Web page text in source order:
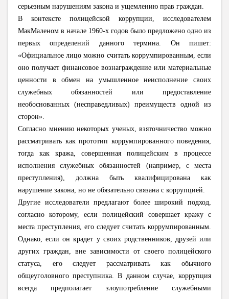
серьезным нарушениям закона и ущемлению прав граждан.
В контексте полицейской коррупции, исследователем
МакМаленом в начале 1960-х годов было предложено одно из
первых определений данного термина. Он пишет:
«Официальное лицо можно считать коррумпированным, если
оно получает финансовое вознаграждение или материальные
ценности в обмен на умышленное неисполнение своих
служебных обязанностей или предоставление
необоснованных (несправедливых) преимуществ одной из
сторон».
Согласно мнению некоторых ученых, взяточничество можно
рассматривать как прототип коррумпированного поведения,
тогда как кража, совершенная полицейским в процессе
исполнения служебных обязанностей (например, с места
преступления), должна быть квалифицирована как
нарушение закона, но не обязательно связана с коррупцией.
Другие исследователи предлагают более широкий подход,
согласно которому, если полицейский совершает кражу с
места преступления, его следует считать коррумпированным.
Однако, если он крадет у своих родственников, друзей или
других граждан, вне зависимости от своего полицейского
статуса, его следует рассматривать как обычного
общеуголовного преступника. В данном случае, коррупция
всегда предполагает злоупотребление служебными